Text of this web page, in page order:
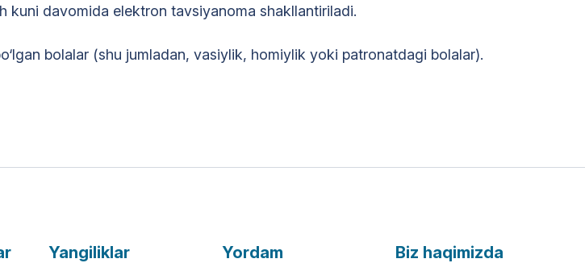
kuni davomida elektron tavsiyanoma shakllantiriladi.
bolalar (shu jumladan, vasiylik, homiylik yoki patronatdagi bolalar).
Yangiliklar Yordam Biz haqimizda